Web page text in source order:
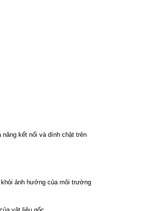
năng kết nối và dính chặt trên
ảnh hưởng của môi trường